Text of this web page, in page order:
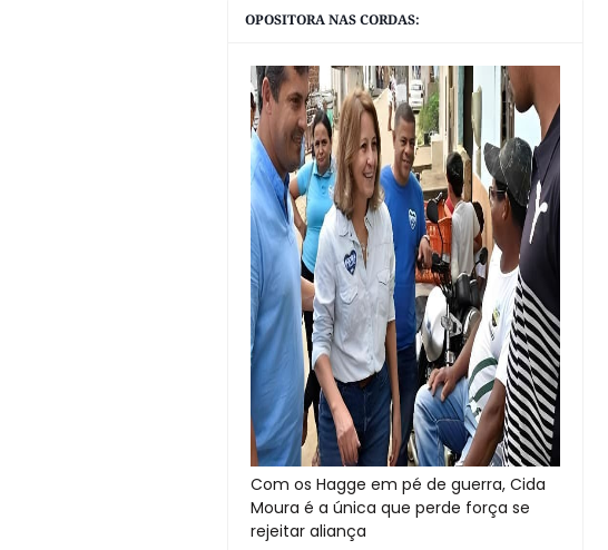
OPOSITORA NAS CORDAS:
Com os Hagge em pé de guerra, Cida
Moura é a única que perde força se
rejeitar aliança